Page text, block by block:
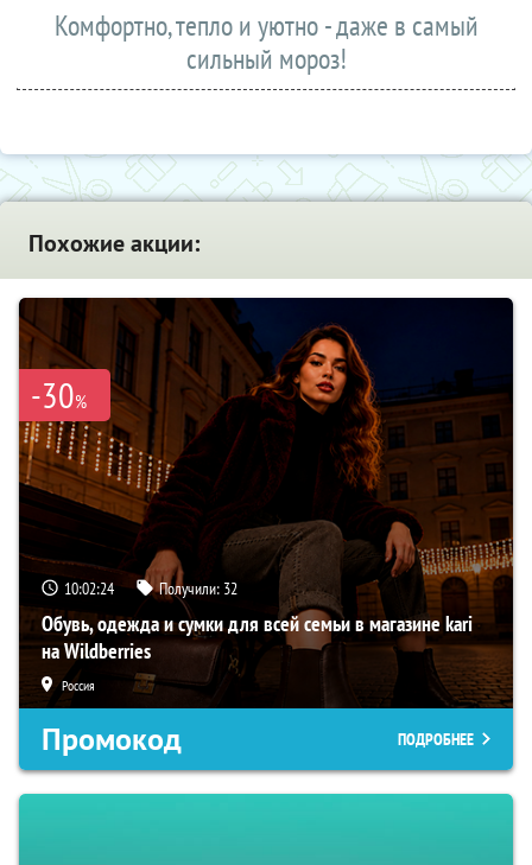
Комфортно, тепло и уютно - даже в самый
сильный мороз!
Похожие акции:
-30%
10:02:23 Получили: 32
Обувь, одежда и сумки для всей семьи в магазине kari
на Wildberries
Россия
Промокод ПОДРОБНЕЕ